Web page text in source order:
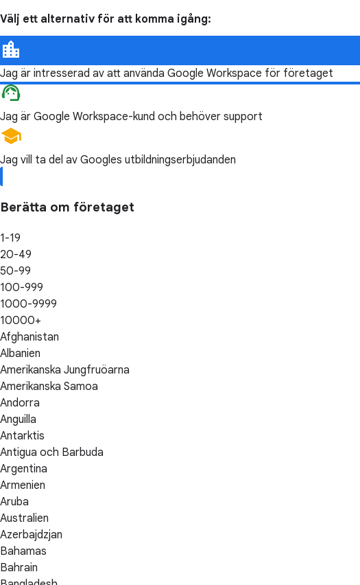
Välj ett alternativ för att komma igång:
Jag är intresserad av att använda Google Workspace för företaget
Jag är Google Workspace-kund och behöver support
Jag vill ta del av Googles utbildningserbjudanden
Berätta om företaget
1-19
20-49
50-99
100-999
1000-9999
10000+
Afghanistan
Albanien
Amerikanska Jungfruöarna
Amerikanska Samoa
Andorra
Anguilla
Antarktis
Antigua och Barbuda
Argentina
Armenien
Aruba
Australien
Azerbajdzjan
Bahamas
Bahrain